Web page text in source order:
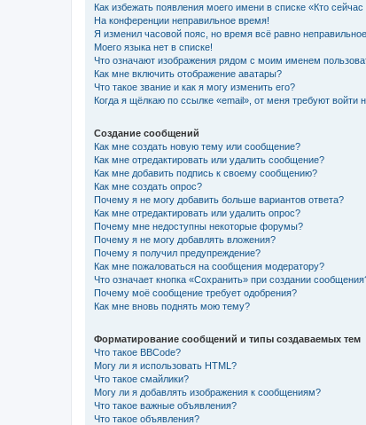
Как избежать появления моего имени в списке «Кто
На конференции неправильное время!
Я изменил часовой пояс, но время всё равно
Моего языка нет в списке!
Что означают изображения рядом с моим именем
Как мне включить отображение аватары?
Что такое звание и как я могу изменить его?
Когда я щёлкаю по ссылке «email», от меня требуют войти
Создание сообщений
Как мне создать новую тему или сообщение?
Как мне отредактировать или удалить сообщение?
Как мне добавить подпись к своему сообщению?
Как мне создать опрос?
Почему я не могу добавить больше вариантов ответа?
Как мне отредактировать или удалить опрос?
Почему мне недоступны некоторые форумы?
Почему я не могу добавлять вложения?
Почему я получил предупреждение?
Как мне пожаловаться на сообщения модератору?
Что означает кнопка «Сохранить» при создании
Почему моё сообщение требует одобрения?
Как мне вновь поднять мою тему?
Форматирование сообщений и типы создаваемых тем
Что такое BBCode?
Могу ли я использовать HTML?
Что такое смайлики?
Могу ли я добавлять изображения к сообщениям?
Что такое важные объявления?
Что такое объявления?